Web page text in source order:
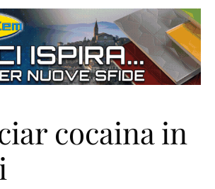
cocaina in